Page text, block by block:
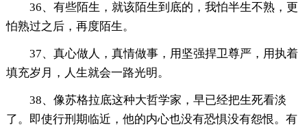
36、有些陌生，就该陌生到底的，我怕半生不熟，更
怕熟过之后，再度陌生。
37、真心做人，真情做事，用坚强捍卫尊严，用执着
填充岁月，人生就会一路光明。
38、像苏格拉底这种大哲学家，早已经把生死看淡
了。即使行刑期临近，他的内心也没有恐惧没有怨恨。有